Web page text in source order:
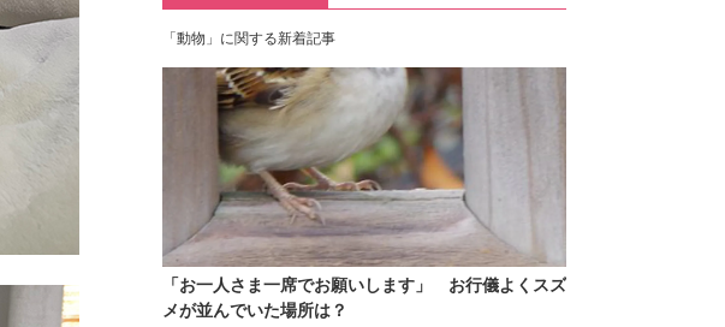
「動物」に関する新着記事
「お一人さま一席でお願いします」 お行儀よくスズ
メが並んでいた場所は？